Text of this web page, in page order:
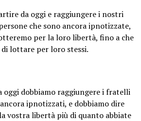
da oggi e raggiungere i nostri
che sono ancora ipnotizzate,
per la loro libertà, fino a che
lottare per loro stessi.
oggi dobbiamo raggiungere i fratelli
ipnotizzati, e dobbiamo dire
vostra libertà più di quanto abbiate